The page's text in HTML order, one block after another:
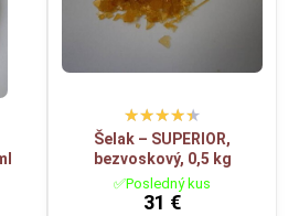
Šelak – SUPERIOR,
bezvoskový, 0,5 kg
✅Posledný kus
31 €